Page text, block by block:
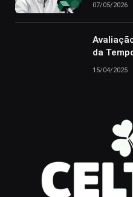
07/05/2026
da
15/04/2025